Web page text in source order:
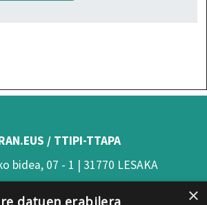
/ TTIPI-TTAPA
bidea, 07 - 1 | 31770 LESAKA
×
datuen erabilera